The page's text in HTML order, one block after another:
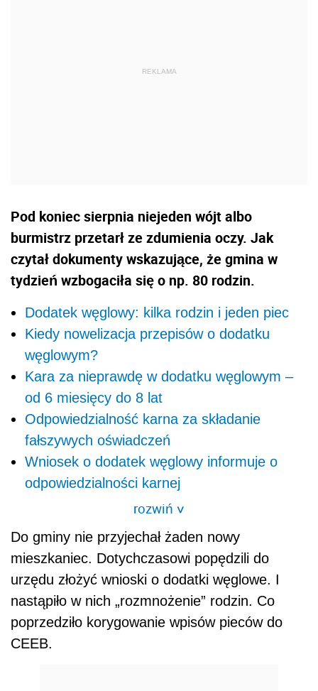
Pod koniec sierpnia niejeden wójt albo
burmistrz przetarł ze zdumienia oczy. Jak
czytał dokumenty wskazujące, że gmina w
tydzień wzbogaciła się o np. 80 rodzin.
Dodatek węglowy: kilka rodzin i jeden piec
Kiedy nowelizacja przepisów o dodatku
węglowym?
Kara za nieprawdę w dodatku węglowym –
od 6 miesięcy do 8 lat
Odpowiedzialność karna za składanie
fałszywych oświadczeń
Wniosek o dodatek węglowy informuje o
odpowiedzialności karnej
rozwiń>
Do gminy nie przyjechał żaden nowy
mieszkaniec. Dotychczasowi popędzili do
urzędu złożyć wnioski o dodatki węglowe. I
nastąpiło w nich „rozmnożenie” rodzin. Co
poprzedziło korygowanie wpisów pieców do
CEEB.